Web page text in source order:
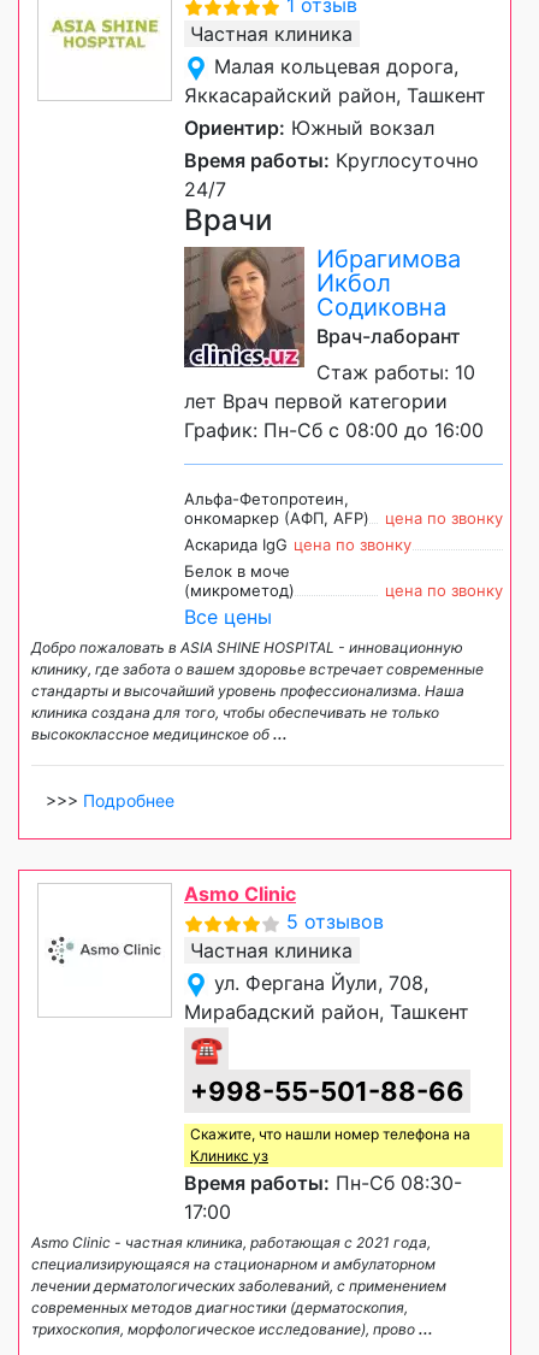
1 отзыв
Частная клиника
Малая кольцевая дорога,
Яккасарайский район, Ташкент
Ориентир: Южный вокзал
Время работы: Круглосуточно
24/7
Врачи
Ибрагимова
Икбол
Содиковна
Врач-лаборант
Стаж работы: 10
лет Врач первой категории
График: Пн-Сб с 08:00 до 16:00
Альфа-Фетопротеин,
онкомаркер (АФП, AFP)
цена по звонку
Аскарида IgG цена по звонку
Белок в моче
(микрометод)
цена по звонку
Все цены
Добро пожаловать в ASIA SHINE HOSPITAL - инновационную
клинику, где забота о вашем здоровье встречает современные
стандарты и высочайший уровень профессионализма. Наша
клиника создана для того, чтобы обеспечивать не только
высококлассное медицинское об ...
>>> Подробнее
Asmo Clinic
5 отзывов
Частная клиника
ул. Фергана Йули, 708,
Мирабадский район, Ташкент
☎
+998-55-501-88-66
Скажите, что нашли номер телефона на
Клиникс уз
Время работы: Пн-Сб 08:30-
17:00
Asmo Clinic - частная клиника, работающая c 2021 года,
специализирующаяся на стационарном и амбулаторном
лечении дерматологических заболеваний, c применением
современных методов диагностики (дерматоскопия,
трихоскопия, морфологическое исследование), прово ...